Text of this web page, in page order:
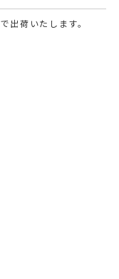
で出荷いたします。